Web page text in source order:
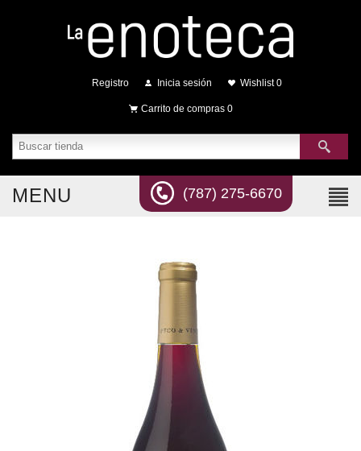
Registro Inicia sesión Wishlist 0
Carrito de compras 0
(787) 275-6670
MENU